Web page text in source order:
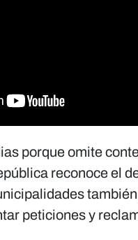
porque omite
reconoce el
peticiones y